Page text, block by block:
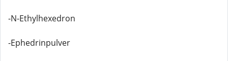
-N-Ethylhexedron
-Ephedrinpulver